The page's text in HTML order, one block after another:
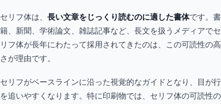
セリフ体は、 長い文章をじっくり読むのに適した書体です。書
籍、新聞、学術論文、雑誌記事など、長文を扱うメディアでセ
リフ体が長年にわたって採用されてきたのは、この可読性の高
さが理由です。
セリフがベースラインに沿った視覚的なガイドとなり、目が行
を追いやすくなります。特に印刷物では、セリフ体の可読性の